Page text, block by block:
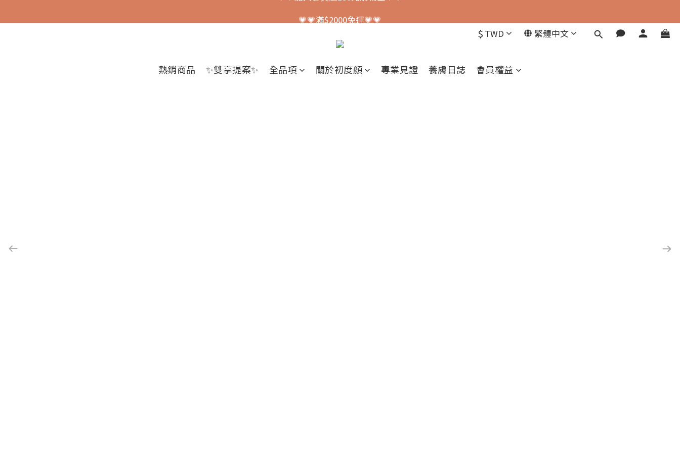
$ TWD 繁體中文
熱銷商品 ✨雙享提案✨ 全品項 關於初度顏 專業見證 養膚日誌 會員權益